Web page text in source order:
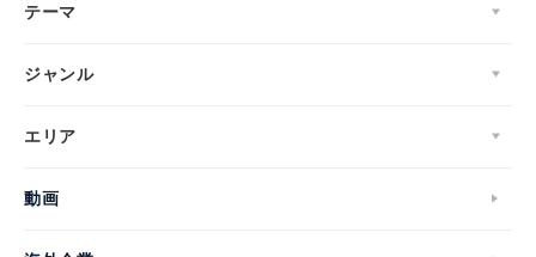
テーマ
ジャンル
エリア
動画